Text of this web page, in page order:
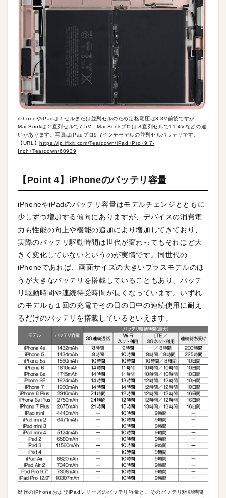
iPhoneやiPadは１セルまたは並列セルのため定格電圧は3.8V前後ですが、
MacBookは２直列セルで7.5V、MacBookプロは３直列セルで11.4Vなどの違
いがあります。写真はiPadプロ9.7インチモデルの並列セルバッテリです。
【URL】https://jp.ifixit.com/Teardown/iPad+Pro+9.7-
Inch+Teardown/60939
【Point 4】iPhoneのバッテリ容量
iPhoneやiPadのバッテリ容量はモデルチェンジとともに
少しずつ増加する傾向にありますが、デバイスの消費電
力も性能の向上や機能の追加により増加してきており、
実際のバッテリ駆動時間は世代が変わってもそれほど大
きく変化していないというのが実情です。同世代の
iPhoneであれば、画面サイズの大きいプラスモデルのほ
うが大きなバッテリを搭載していることもあり、バッテ
リ駆動時間や連続待受時間が長くなっています。いずれ
のモデルも１回の充電でその日の日中の連続使用に耐え
るだけのバッテリを搭載しているといえます。
歴代のiPhoneおよびiPadシリーズのバッテリ容量と、そのバッテリ駆動時間